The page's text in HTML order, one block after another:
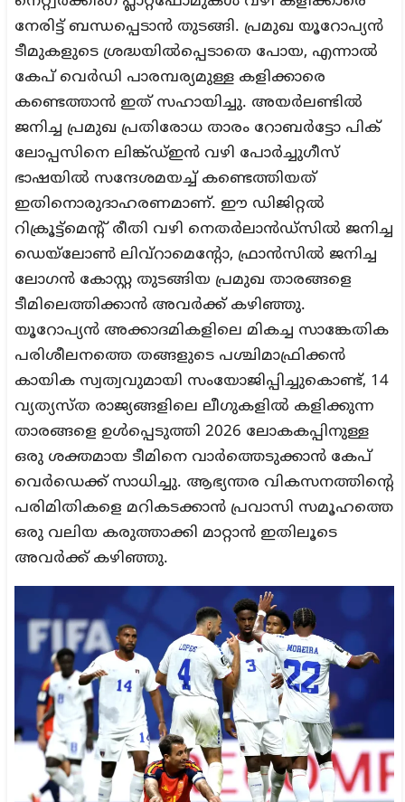
നേരിട്ട് ബന്ധപ്പെടാൻ തുടങ്ങി. പ്രമുഖ യൂറോപ്യൻ
ടീമുകളുടെ ശ്രദ്ധയിൽപ്പെടാതെ പോയ, എന്നാൽ
കേപ് വെർഡി പാരമ്പര്യമുള്ള കളിക്കാരെ
കണ്ടെത്താൻ ഇത് സഹായിച്ചു. അയർലണ്ടിൽ
ജനിച്ച പ്രമുഖ പ്രതിരോധ താരം റോബർട്ടോ പിക്
ലോപ്പസിനെ ലിങ്ക്ഡ്ഇൻ വഴി പോർച്ചുഗീസ്
ഭാഷയിൽ സന്ദേശമയച്ച് കണ്ടെത്തിയത്
ഇതിനൊരുദാഹരണമാണ്. ഈ ഡിജിറ്റൽ
റിക്രൂട്ട്മെന്റ് രീതി വഴി നെതർലാൻഡ്സിൽ ജനിച്ച
ഡെയ്‌ലോൺ ലിവ്‌റാമെന്റോ, ഫ്രാൻസിൽ ജനിച്ച
ലോഗൻ കോസ്റ്റ തുടങ്ങിയ പ്രമുഖ താരങ്ങളെ
ടീമിലെത്തിക്കാൻ അവർക്ക് കഴിഞ്ഞു.
യൂറോപ്യൻ അക്കാദമികളിലെ മികച്ച സാങ്കേതിക
പരിശീലനത്തെ തങ്ങളുടെ പശ്ചിമാഫ്രിക്കൻ
കായിക സ്വത്വവുമായി സംയോജിപ്പിച്ചുകൊണ്ട്, 14
വ്യത്യസ്ത രാജ്യങ്ങളിലെ ലീഗുകളിൽ കളിക്കുന്ന
താരങ്ങളെ ഉൾപ്പെടുത്തി 2026 ലോകകപ്പിനുള്ള
ഒരു ശക്തമായ ടീമിനെ വാർത്തെടുക്കാൻ കേപ്
വെർഡെക്ക് സാധിച്ചു. ആഭ്യന്തര വികസനത്തിന്റെ
പരിമിതികളെ മറികടക്കാൻ പ്രവാസി സമൂഹത്തെ
ഒരു വലിയ കരുത്താക്കി മാറ്റാൻ ഇതിലൂടെ
അവർക്ക് കഴിഞ്ഞു.